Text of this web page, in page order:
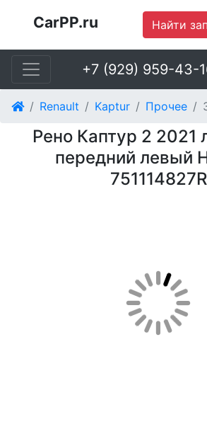
CarPP.ru Найти
+7 (929) 959-43-
Renault Kaptur Прочее
Рено Каптур 2 2021
передний левый
751114827R